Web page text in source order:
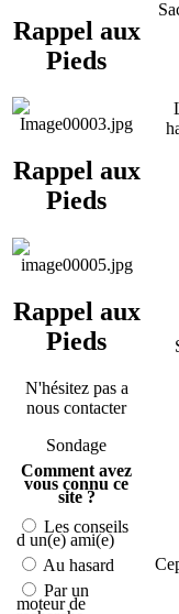
Rappel aux
Pieds
Rappel aux
Pieds
Rappel aux
Pieds
N'hésitez pas a
nous contacter
Sondage
Comment avez
vous connu ce
site ?
Les conseils
d un(e) ami(e)
Au hasard
Par un
moteur de